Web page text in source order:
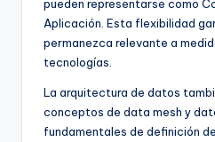
pueden representarse como
Aplicación. Esta flexibilidad
permanezca relevante a
tecnologías.
La arquitectura de datos
conceptos de data mesh y
fundamentales de definición